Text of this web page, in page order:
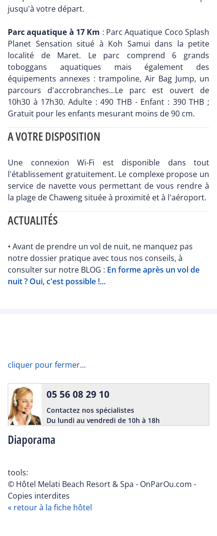
jusqu'à votre départ.
Parc aquatique à 17 Km : Parc Aquatique Coco Splash
Planet Sensation situé à Koh Samui dans la petite
localité de Maret. Le parc comprend 6 grands
toboggans aquatiques mais également des
équipements annexes : trampoline, Air Bag Jump, un
parcours d'accrobranches...Le parc est ouvert de
10h30 à 17h30. Adulte : 490 THB - Enfant : 390 THB ;
Gratuit pour les enfants mesurant moins de 90 cm.
A VOTRE DISPOSITION
Une connexion Wi-Fi est disponible dans tout
l'établissement gratuitement. Le complexe propose un
service de navette vous permettant de vous rendre à
la plage de Chaweng située à proximité et à l'aéroport.
ACTUALITÉS
• Avant de prendre un vol de nuit, ne manquez pas
notre dossier pratique avec tous nos conseils, à
consulter sur notre BLOG : En forme après un vol de
nuit ? Oui, c'est possible !...
cliquer pour fermer...
Diaporama
05 56 08 29 10
Contactez nos spécialistes
Du lundi au vendredi de 10h à 18h
tools:
© Hôtel Melati Beach Resort & Spa - OnParOu.com -
Copies interdites
« retour à la fiche hôtel